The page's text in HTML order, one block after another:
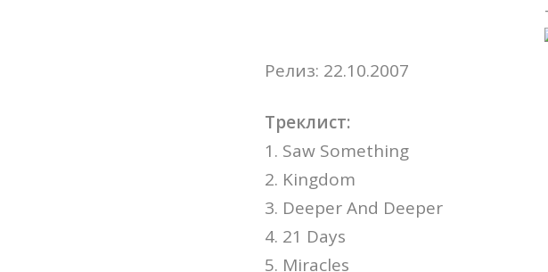
Релиз: 22.10.2007
Треклист:
1. Saw Something
2. Kingdom
3. Deeper And Deeper
4. 21 Days
5. Miracles